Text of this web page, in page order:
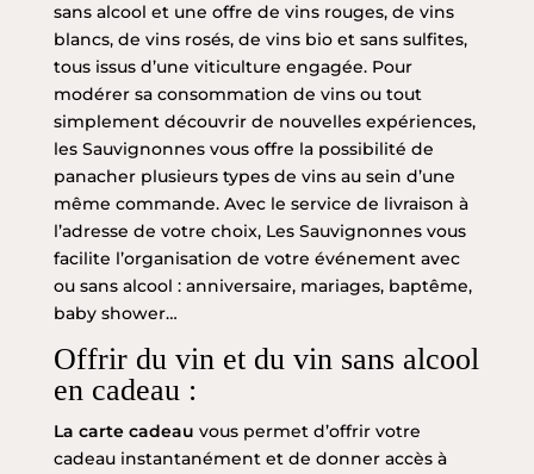
sans alcool et une offre de vins rouges, de vins
blancs, de vins rosés, de vins bio et sans sulfites,
tous issus d’une viticulture engagée. Pour
modérer sa consommation de vins ou tout
simplement découvrir de nouvelles expériences,
les Sauvignonnes vous offre la possibilité de
panacher plusieurs types de vins au sein d’une
même commande. Avec le service de livraison à
l’adresse de votre choix, Les Sauvignonnes vous
facilite l’organisation de votre événement avec
ou sans alcool : anniversaire, mariages, baptême,
baby shower…
Offrir du vin et du vin sans alcool
en cadeau :
La carte cadeau vous permet d’offrir votre
cadeau instantanément et de donner accès à